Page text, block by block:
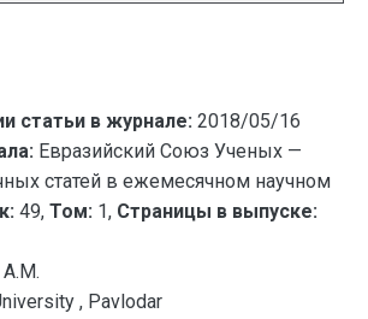
статьи в журнале: 2018/05/16
Евразийский Союз Ученых —
статей в ежемесячном научном
49, Том: 1, Страницы в выпуске:
, Pavlodar